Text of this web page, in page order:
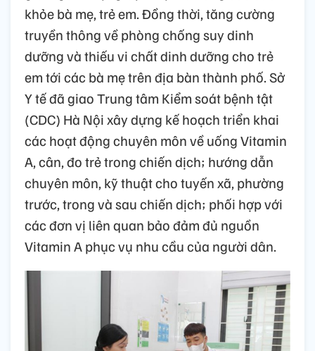
khỏe bà mẹ, trẻ em. Đồng thời, tăng cường
truyền thông về phòng chống suy dinh
dưỡng và thiếu vi chất dinh dưỡng cho trẻ
em tới các bà mẹ trên địa bàn thành phố. Sở
Y tế đã giao Trung tâm Kiểm soát bệnh tật
(CDC) Hà Nội xây dựng kế hoạch triển khai
các hoạt động chuyên môn về uống Vitamin
A, cân, đo trẻ trong chiến dịch; hướng dẫn
chuyên môn, kỹ thuật cho tuyến xã, phường
trước, trong và sau chiến dịch; phối hợp với
các đơn vị liên quan bảo đảm đủ nguồn
Vitamin A phục vụ nhu cầu của người dân.